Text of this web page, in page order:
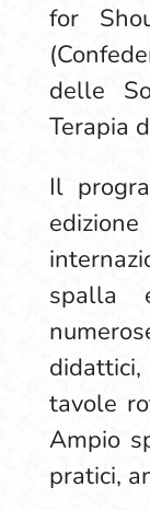
for
delle
Terapia
Il
spalla
tavole
Ampio
pratici,